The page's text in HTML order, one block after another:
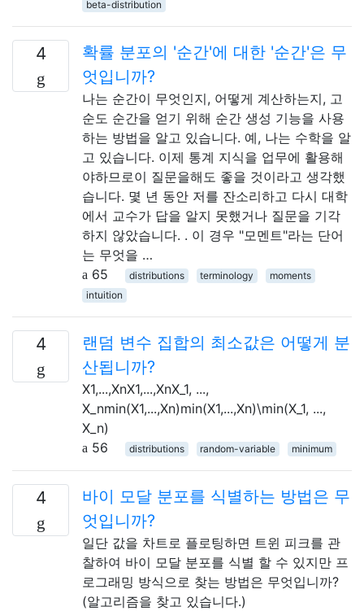
beta-distribution
4
확률 분포의 '순간'에 대한 '순간'은 무
엇입니까?
나는 순간이 무엇인지, 어떻게 계산하는지, 고
순도 순간을 얻기 위해 순간 생성 기능을 사용
하는 방법을 알고 있습니다. 예, 나는 수학을 알
고 있습니다. 이제 통계 지식을 업무에 활용해
야하므로이 질문을해도 좋을 것이라고 생각했
습니다. 몇 년 동안 저를 잔소리하고 다시 대학
에서 교수가 답을 알지 못했거나 질문을 기각
하지 않았습니다. . 이 경우 "모멘트"라는 단어
는 무엇을 …
65
distributions terminology
moments
intuition
4
랜덤 변수 집합의 최소값은 어떻게 분
산됩니까?
X1,...,XnX1,...,XnX_1, ...,
X_nmin(X1,...,Xn)min(X1,...,Xn)\min(X_1, ...,
X_n)
56
distributions random-variable minimum
4
바이 모달 분포를 식별하는 방법은 무
엇입니까?
일단 값을 차트로 플로팅하면 트윈 피크를 관
찰하여 바이 모달 분포를 식별 할 수 있지만 프
로그래밍 방식으로 찾는 방법은 무엇입니까?
(알고리즘을 찾고 있습니다.)